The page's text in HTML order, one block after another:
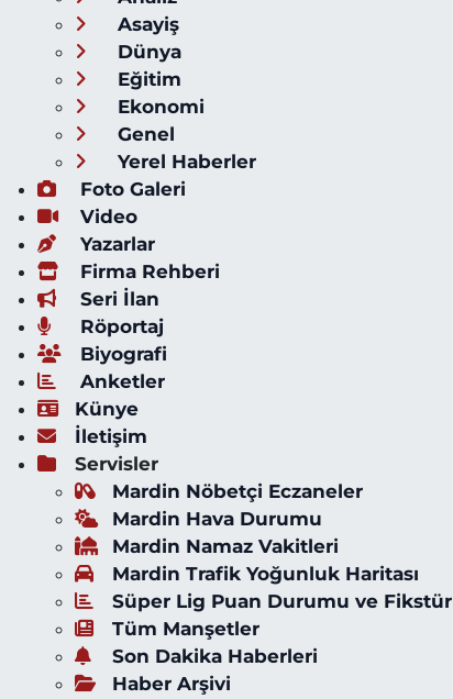
Asayiş
Dünya
Eğitim
Ekonomi
Genel
Yerel Haberler
Foto Galeri
Video
Yazarlar
Firma Rehberi
Seri İlan
Röportaj
Biyografi
Anketler
Künye
İletişim
Servisler
Mardin Nöbetçi Eczaneler
Mardin Hava Durumu
Mardin Namaz Vakitleri
Mardin Trafik Yoğunluk Haritası
Süper Lig Puan Durumu ve Fikstür
Tüm Manşetler
Son Dakika Haberleri
Haber Arşivi